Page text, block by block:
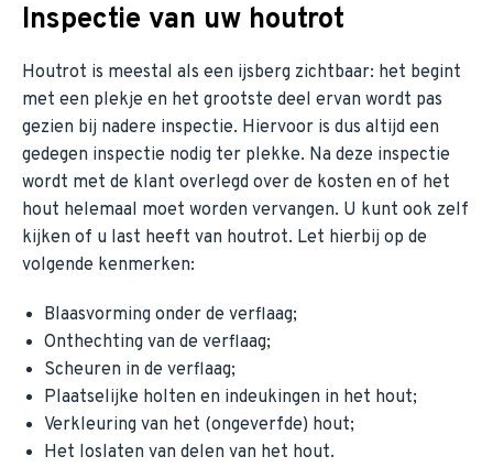
Inspectie van uw houtrot
Houtrot is meestal als een ijsberg zichtbaar: het begint
met een plekje en het grootste deel ervan wordt pas
gezien bij nadere inspectie. Hiervoor is dus altijd een
gedegen inspectie nodig ter plekke. Na deze inspectie
wordt met de klant overlegd over de kosten en of het
hout helemaal moet worden vervangen. U kunt ook zelf
kijken of u last heeft van houtrot. Let hierbij op de
volgende kenmerken:
Blaasvorming onder de verflaag;
Onthechting van de verflaag;
Scheuren in de verflaag;
Plaatselijke holten en indeukingen in het hout;
Verkleuring van het (ongeverfde) hout;
Het loslaten van delen van het hout.